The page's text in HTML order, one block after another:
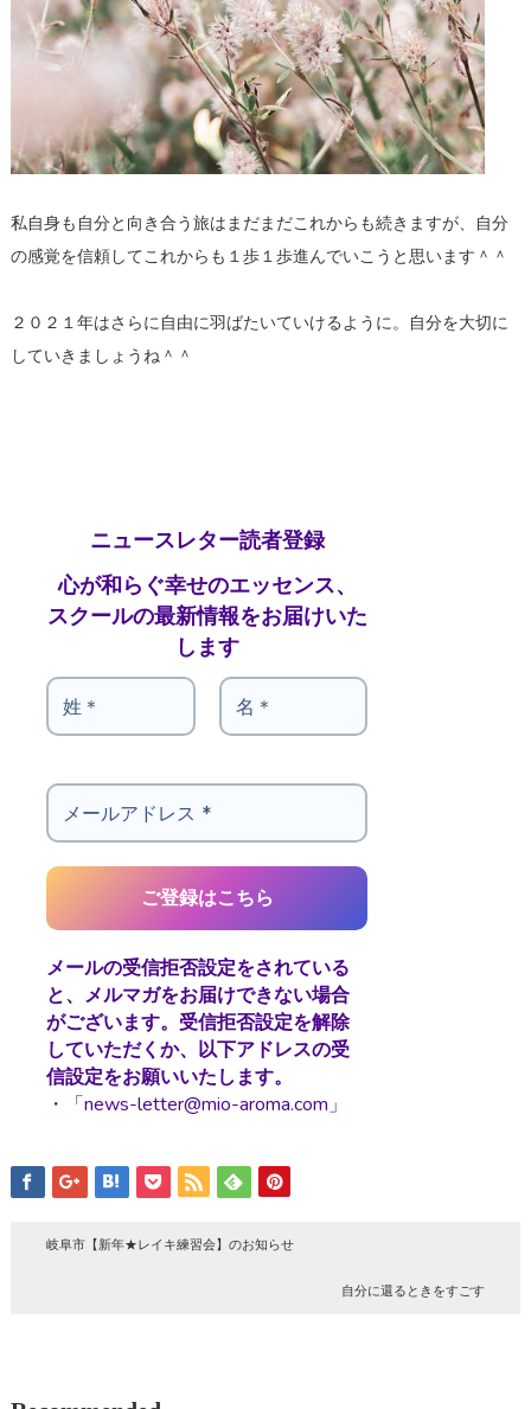
私自身も自分と向き合う旅はまだまだこれからも続きますが、自分
の感覚を信頼してこれからも１歩１歩進んでいこうと思います＾＾
２０２１年はさらに自由に羽ばたいていけるように。自分を大切に
していきましょうね＾＾
ニュースレター読者登録
心が和らぐ幸せのエッセンス、
スクールの最新情報をお届けいた
します
メールの受信拒否設定をされている
と、メルマガをお届けできない場合
がございます。受信拒否設定を解除
していただくか、以下アドレスの受
信設定をお願いいたします。
・「news-letter@mio-aroma.com」
岐阜市【新年★レイキ練習会】のお知らせ
自分に還るときをすごす